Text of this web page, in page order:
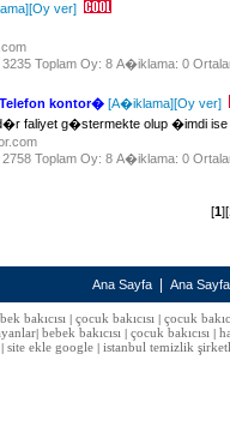
[Oy ver]
Toplam Oy: 8 A�iklama: 0
kontor� [A�iklama][Oy ver]
faliyet g�stermekte olup �imdi ise
Toplam Oy: 8 A�iklama: 0
[1][
Ana Sayfa Ana
bakıcısı| çocuk bakıcısı| çocuk
bebek bakıcısı çocuk bakıcısı
site ekle google istanbul temizlik